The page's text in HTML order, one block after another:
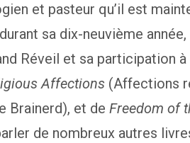
et pasteur qu’il est
sa dix-neuvième
Réveil et sa participation
Affections (Affections
Brainerd), et de Freedom of
de nombreux autres